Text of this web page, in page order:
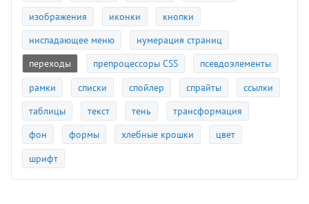
изображения
иконки
кнопки
ниспадающее меню
нумерация страниц
переходы
препроцессоры CSS
псевдоэлементы
рамки
списки спойлер спрайты
ссылки
таблицы
текст тень
трансформация
фон
формы хлебные крошки
цвет
шрифт